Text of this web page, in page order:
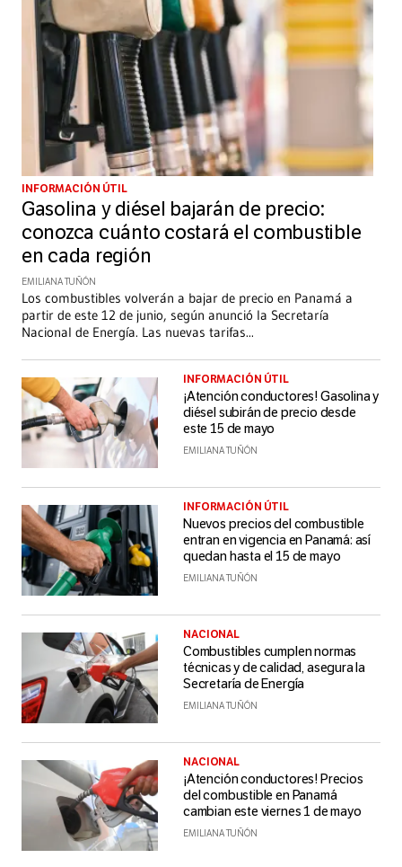
INFORMACIÓN ÚTIL
Gasolina y diésel bajarán de precio:
conozca cuánto costará el combustible
en cada región
EMILIANA TUÑÓN
Los combustibles volverán a bajar de precio en Panamá a
partir de este 12 de junio, según anunció la Secretaría
Nacional de Energía. Las nuevas tarifas...
INFORMACIÓN ÚTIL
¡Atención conductores! Gasolina y
diésel subirán de precio desde
este 15 de mayo
EMILIANA TUÑÓN
INFORMACIÓN ÚTIL
Nuevos precios del combustible
entran en vigencia en Panamá: así
quedan hasta el 15 de mayo
EMILIANA TUÑÓN
NACIONAL
Combustibles cumplen normas
técnicas y de calidad, asegura la
Secretaría de Energía
EMILIANA TUÑÓN
NACIONAL
¡Atención conductores! Precios
del combustible en Panamá
cambian este viernes 1 de mayo
EMILIANA TUÑÓN